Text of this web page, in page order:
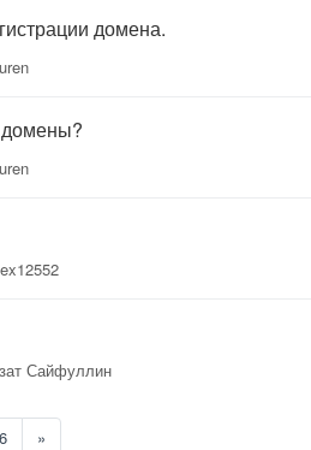
домена.
Сайфуллин
6 »